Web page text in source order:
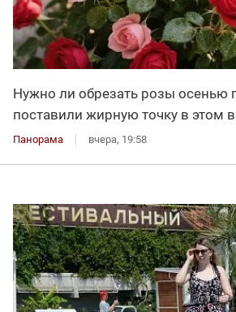
Нужно ли обрезать розы осенью
поставили жирную точку в этом
Панорама вчера, 19:58